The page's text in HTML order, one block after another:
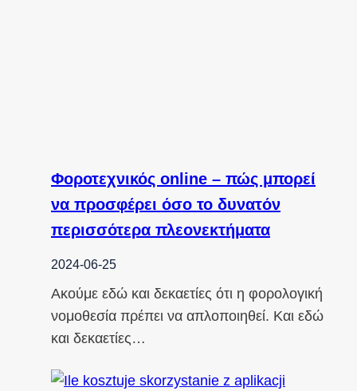
Φοροτεχνικός online – πώς μπορεί
να προσφέρει όσο το δυνατόν
περισσότερα πλεονεκτήματα
2024-06-25
Ακούμε εδώ και δεκαετίες ότι η φορολογική
νομοθεσία πρέπει να απλοποιηθεί. Και εδώ
και δεκαετίες…